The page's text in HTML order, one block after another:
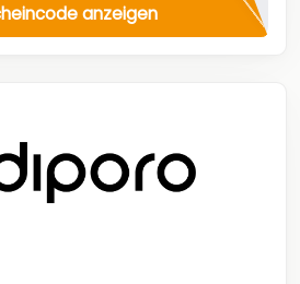
anzeigen